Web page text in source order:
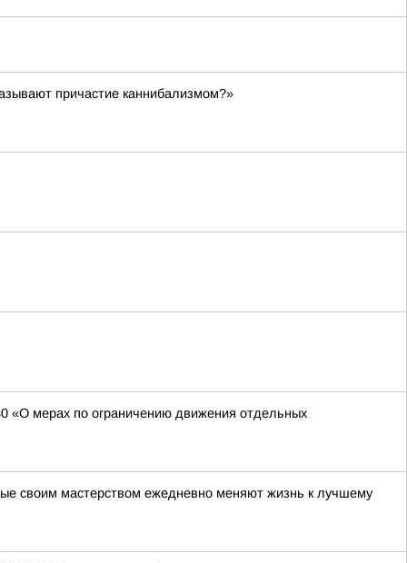
причастие каннибализмом?»
«О мерах по ограничению движения отдельных
своим мастерством ежедневно меняют жизнь к лучшему